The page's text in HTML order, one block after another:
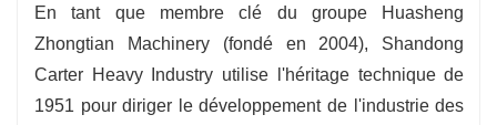
En tant que membre clé du groupe Huasheng
Zhongtian Machinery (fondé en 2004), Shandong
Carter Heavy Industry utilise l'héritage technique de
1951 pour diriger le développement de l'industrie des